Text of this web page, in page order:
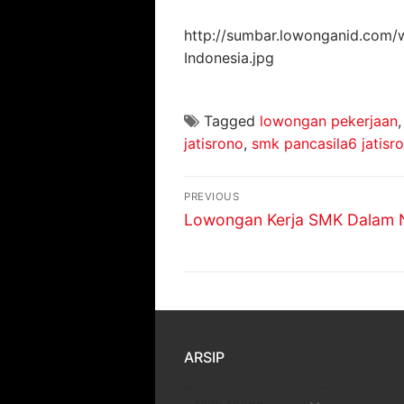
http://
Indonesia.jpg
Tagged lowongan pekerjaan,
jatisrono, smk pancasila6
Navigasi
pos
PREVIOUS
Previous
Lowongan Kerja SMK Dalam
ARSIP